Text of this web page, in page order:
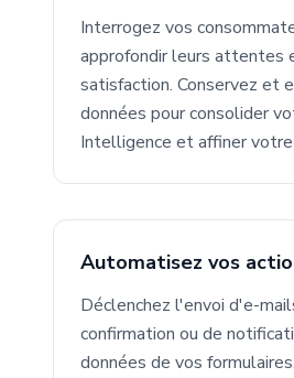
Interrogez vos
approfondir leurs attentes
satisfaction. Conservez et
données pour consolider
Intelligence et affiner
Automatisez vos
Déclenchez l'envoi d'e-
confirmation ou de
données de vos